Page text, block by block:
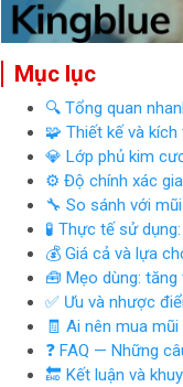
Mục lục
🔍 Tổng quan
🧩 Thiết kế và
💎 Lớp phủ kim
⚙️ Độ chính xác
🔧 So sánh với
🧪 Thực tế sử
💰 Giá cả và lựa
🧰 Mẹo dùng:
✅ Ưu và nhược
🧾 Ai nên mua
❓ FAQ — Những
🔚 Kết luận và